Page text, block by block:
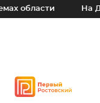
области На